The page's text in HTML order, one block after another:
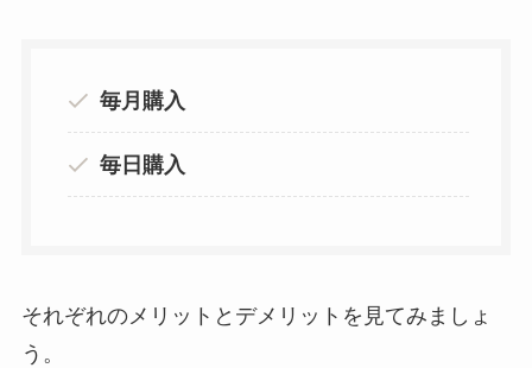
毎月購入
毎日購入
それぞれのメリットとデメリットを見てみましょ
う。